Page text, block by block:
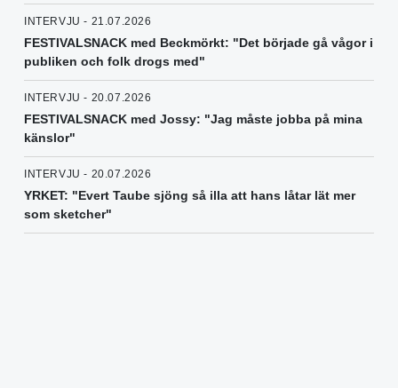
INTERVJU - 21.07.2026
FESTIVALSNACK med Beckmörkt: "Det började gå vågor i
publiken och folk drogs med"
INTERVJU - 20.07.2026
FESTIVALSNACK med Jossy: "Jag måste jobba på mina
känslor"
INTERVJU - 20.07.2026
YRKET: "Evert Taube sjöng så illa att hans låtar lät mer
som sketcher"